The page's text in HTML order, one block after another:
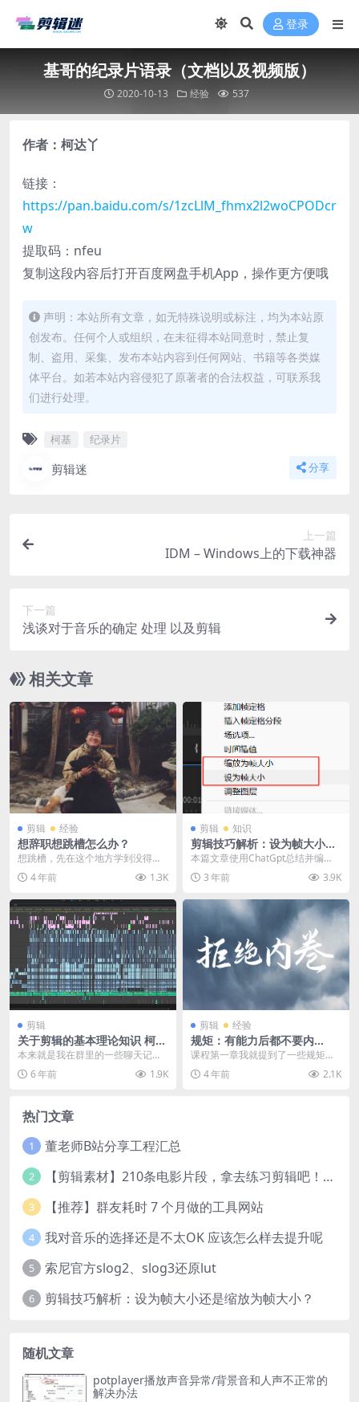
登录
基哥的纪录片语录（文档以及视频版）
2020-10-13 经验 537
作者：柯达丫
链接：
https://pan.baidu.com/s/1zcLlM_fhmx2l2woCPODcr
w
提取码：nfeu
复制这段内容后打开百度网盘手机App，操作更方便哦
声明：本站所有文章，如无特殊说明或标注，均为本站原
创发布。任何个人或组织，在未征得本站同意时，禁止复
制、盗用、采集、发布本站内容到任何网站、书籍等各类媒
体平台。如若本站内容侵犯了原著者的合法权益，可联系我
们进行处理。
柯基 纪录片
剪辑迷 分享
上一篇
IDM – Windows上的下载神器
下一篇
浅谈对于音乐的确定 处理 以及剪辑
相关文章
剪辑 经验
想辞职想跳槽怎么办？
想跳槽，先在这个地方学到没得学
为止。 前言： 群友：无休止的加
班，甚至通宵，好难...
4 年前 1.3K
剪辑 知识
剪辑技巧解析：设为帧大小还
是缩放为帧大小？
​本篇文章使用ChatGpt总结并编
写， 内容来自剪辑思维破冰行动群
聊记录。 在...
3 年前 3.9K
剪辑
关于剪辑的基本理论知识 柯基
我的经验汇总
本来就是我在群里的一些聊天记录
被十一好基友汇总 结果在多个剪辑
群就传开了 这次...
6 年前 1.9K
剪辑 经验
规矩：有能力后都不要内
卷！！！
课程第一章我就提到了一些规矩问
题，今天针对性的补充强调一个点:
有能力后都不要内...
4 年前 2.1K
热门文章
1 董老师B站分享工程汇总
2 【剪辑素材】210条电影片段，拿去练习剪辑吧！@谜一样的剪辑师
3 【推荐】群友耗时 7 个月做的工具网站
4 我对音乐的选择还是不太OK 应该怎么样去提升呢
5 索尼官方slog2、slog3还原lut
6 剪辑技巧解析：设为帧大小还是缩放为帧大小？
随机文章
potplayer播放声音异常/背景音和人声不正常的
解决办法